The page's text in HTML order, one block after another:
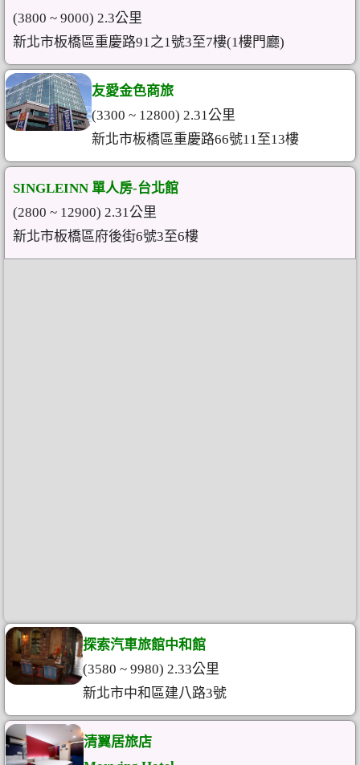
(3800 ~ 9000) 2.3公里
新北市板橋區重慶路91之1號3至7樓(1樓門廳)
友愛金色商旅
(3300 ~ 12800) 2.31公里
新北市板橋區重慶路66號11至13樓
SINGLEINN 單人房-台北館
(2800 ~ 12900) 2.31公里
新北市板橋區府後街6號3至6樓
探索汽車旅館中和館
(3580 ~ 9980) 2.33公里
新北市中和區建八路3號
清翼居旅店